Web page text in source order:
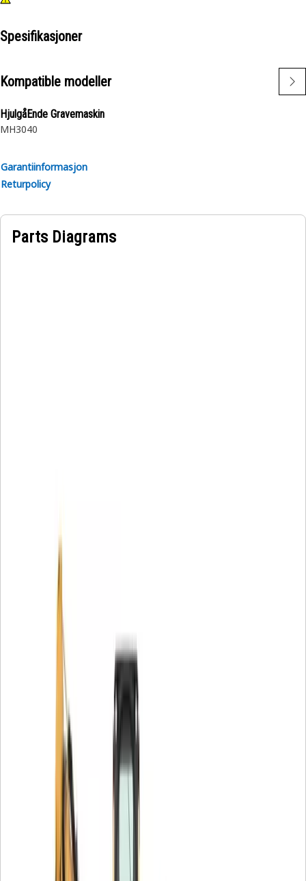
Spesifikasjoner
Kompatible modeller
HjulgåEnde Gravemaskin
MH3040
Garantiinformasjon
Returpolicy
Parts Diagrams